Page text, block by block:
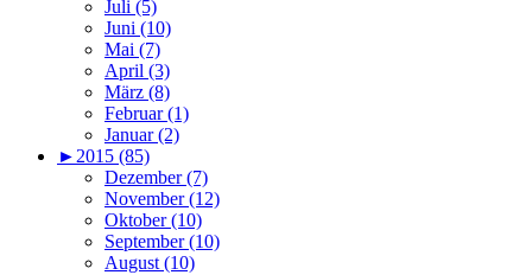
Juli (5)
Juni (10)
Mai (7)
April (3)
März (8)
Februar (1)
Januar (2)
► 2015 (85)
Dezember (7)
November (12)
Oktober (10)
September (10)
August (10)